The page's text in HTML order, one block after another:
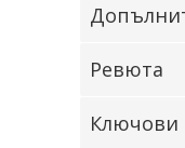
Ревюта
Ключови